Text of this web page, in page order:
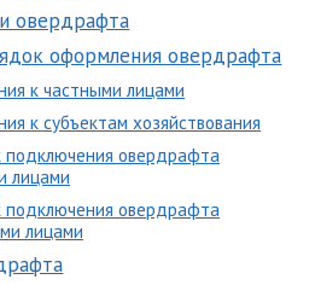
овердрафта
оформления овердрафта
к частными лицами
к субъектам хозяйствования
подключения овердрафта
лицами
подключения овердрафта
лицами